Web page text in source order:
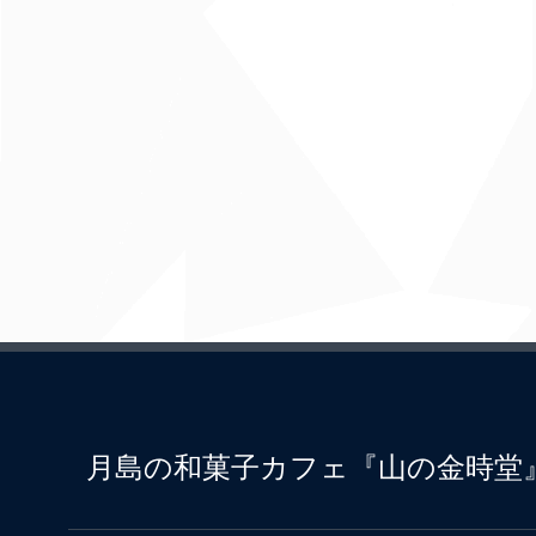
月島の和菓子カフェ『山の金時堂